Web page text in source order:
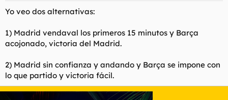
Yo veo dos alternativas:
1) Madrid vendaval los primeros 15 minutos y Barça
acojonado, victoria del Madrid.
2) Madrid sin confianza y andando y Barça se impone con
lo que partido y victoria fácil.